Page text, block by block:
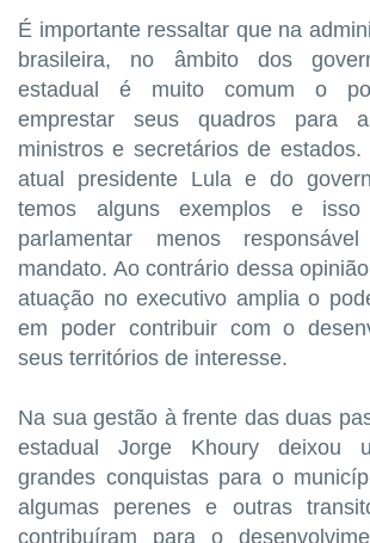
É importante ressaltar que na
brasileira, no âmbito dos
estadual é muito comum o
emprestar seus quadros para
ministros e secretários de
atual presidente Lula e do
temos alguns exemplos e
parlamentar menos
mandato. Ao contrário dessa
atuação no executivo amplia o
em poder contribuir com o
seus territórios de interesse.
Na sua gestão à frente das duas
estadual Jorge Khoury deixou
grandes conquistas para o
algumas perenes e outras
contribuíram para o